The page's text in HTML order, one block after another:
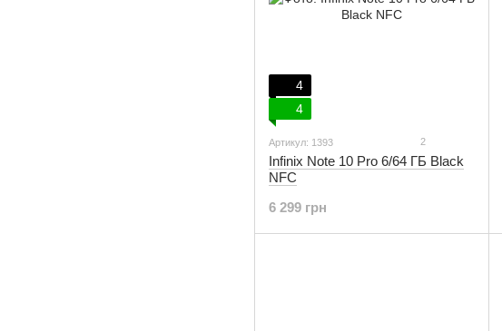
4
4
Артикул: 1393 2
Infinix Note 10 Pro 6/64 ГБ Black
NFC
6 299 грн